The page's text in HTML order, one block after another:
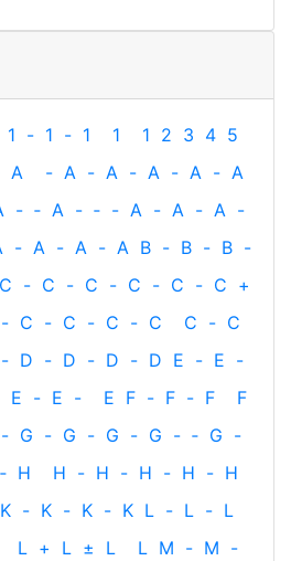
1 - 1 - 1 1 1 2 3 4 5
A - A - A - A - A - A
- ‐ A - ‐ - A - A - A -
- A - A - A B - B - B -
C - C - C - C - C - C +
- C - C - C - C C - C
- D - D - D - D E - E -
E - E - E F - F - F
F
- G - G - G - G - ‐ G -
‐ H H - H - H - H - H
K - K - K - K L - L - L
L + L ± L L M - M -